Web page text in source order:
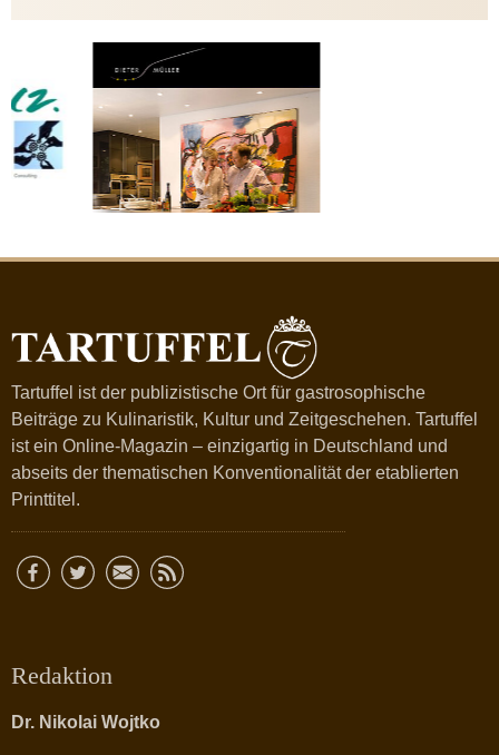
Tartuffel ist der publizistische Ort für gastrosophische
Beiträge zu Kulinaristik, Kultur und Zeitgeschehen. Tartuffel
ist ein Online-Magazin – einzigartig in Deutschland und
abseits der thematischen Konventionalität der etablierten
Printtitel.
Redaktion
Dr. Nikolai Wojtko